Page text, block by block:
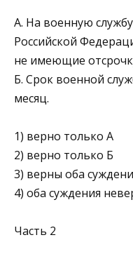
А. На военную
Россий­ской
не имеющие
Б. Срок военной
месяц.
1) верно только А
2) верно только Б
3) верны оба
4) оба суждения
Часть 2